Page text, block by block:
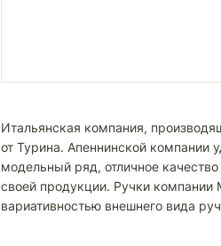
Итальянская компания,
от Турина. Апеннинской компании
модельный ряд, отличное
своей продукции. Ручки компании
вариативностью внешнего вида